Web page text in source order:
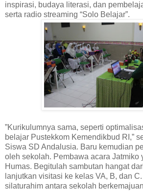
inspirasi, budaya literasi, dan
serta radio streaming “Solo Belajar”.
”Kurikulumnya sama, seperti
belajar Pustekkom Kemendikbud RI,”
Siswa SD Andalusia. Baru kemudian
oleh sekolah. Pembawa acara Jatmiko
Humas. Begitulah sambutan hangat
lanjutkan visitasi ke kelas VA, B, dan
silaturahim antara sekolah